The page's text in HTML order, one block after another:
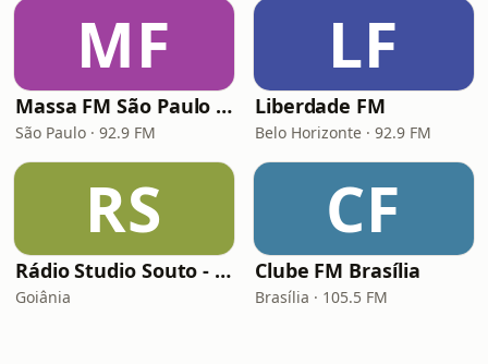
MF
Massa FM São Paulo 92.9
São Paulo · 92.9 FM
LF
Liberdade FM
Belo Horizonte · 92.9 FM
RS
Rádio Studio Souto - Sertaneja
Goiânia
CF
Clube FM Brasília
Brasília · 105.5 FM